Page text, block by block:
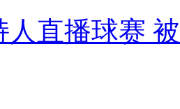
人直播球赛